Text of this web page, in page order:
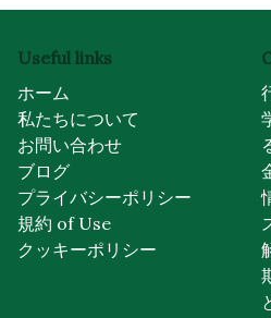
Useful links
ホーム
私たちについて
お問い合わせ
ブログ
プライバシーポリシー
規約 of Use
クッキーポリシー